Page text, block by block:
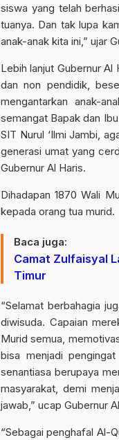
siswa yang telah
tuanya. Dan tak lupa
anak-anak kita ini,” ujar
Lebih lanjut Gubernur
dan non pendidik,
mengantarkan anak-
semangat Bapak dan
SIT Nurul ‘Ilmi Jambi,
generasi umat yang
Gubernur Al Haris.
Dihadapan 1870 Wali
kepada orang tua murid.
Baca juga:
Camat Zulfaisyal
Timur
“Selamat berbahagia
diwisuda. Capaian
Murid semua,
bisa menjadi
senantiasa berupaya
masyarakat, demi
jawab,” ucap Gubernur
“Sebagai penghafal Al-